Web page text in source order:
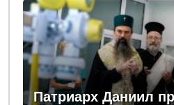
Патриарх Даниил